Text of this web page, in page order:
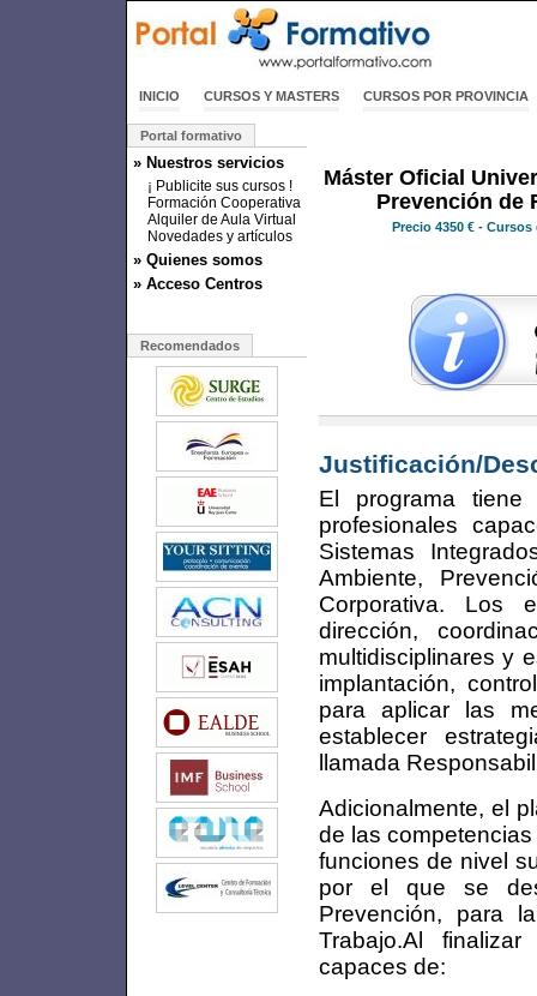
INICIO CURSOS Y MASTERS CURSOS POR PROVINCIA
Portal formativo
» Nuestros servicios
¡ Publicite sus cursos !
Formación Cooperativa
Alquiler de Aula Virtual
Novedades y artículos
» Quienes somos
» Acceso Centros
Recomendados
Máster Oficial
Prevención de
Precio 4350 € - Cursos
Justificación/
El programa
profesionales
Sistemas
Ambiente,
Corporativa. Los
dirección,
multidisciplinares y
implantación,
para aplicar las
establecer
llamada
Adicionalmente, el
de las
funciones de nivel
por el que se
Prevención, para
Trabajo.Al
capaces de: